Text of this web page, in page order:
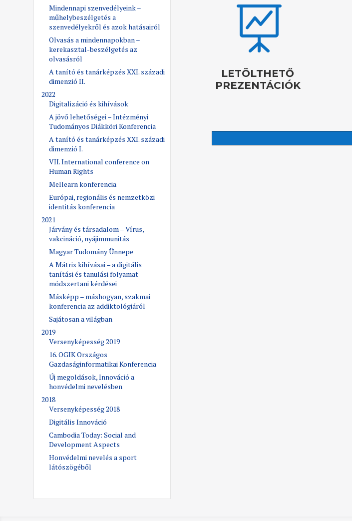
Mindennapi szenvedélyeink –
műhelybeszélgetés a
szenvedélyekről és azok hatásairól
Olvasás a mindennapokban –
kerekasztal-beszélgetés az
olvasásról
A tanító és tanárképzés XXI. századi
dimenzió II.
2022
Digitalizáció és kihívások
A jövő lehetőségei – Intézményi
Tudományos Diákköri Konferencia
A tanító és tanárképzés XXI. századi
dimenzió I.
VII. International conference on
Human Rights
Mellearn konferencia
Európai, regionális és nemzetközi
identitás konferencia
2021
Járvány és társadalom – Vírus,
vakcináció, nyájimmunitás
Magyar Tudomány Ünnepe
A Mátrix kihívásai – a digitális
tanítási és tanulási folyamat
módszertani kérdései
Másképp – máshogyan, szakmai
konferencia az addiktológiáról
Sajátosan a világban
2019
Versenyképesség 2019
16. OGIK Országos
Gazdaságinformatikai Konferencia
Új megoldások, Innováció a
honvédelmi nevelésben
2018
Versenyképesség 2018
Digitális Innováció
Cambodia Today: Social and
Development Aspects
Honvédelmi nevelés a sport
látószögéből

LETÖLTHETŐ
PREZENTÁCIÓK